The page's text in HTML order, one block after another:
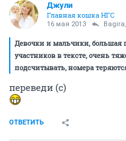
Джули
Главная кошка НГС
16 мая 2013
Девочки и мальчики, большая
участников в тексте, очень
подсчитывать, номера
переведи (с)
ОТВЕТИТЬ